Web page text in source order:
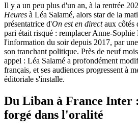
Il y a un peu plus d'un an, à la rentrée
Heures à Léa Salamé, alors star de la
présentatrice d'On est en directaux côtés
pari était risqué : remplacer Anne-
l'information du soir depuis 2017, par
son tranchant politique. Près de neuf
appel : Léa Salamé a profondément
français, et ses audiences progressent à
éditoriale s'installe.
Du Liban à France Inter
forgé dans l'oralité